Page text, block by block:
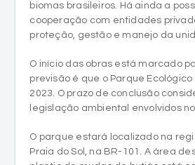
O início das obras está marcado
previsão é que o Parque Ecológico
legislação ambiental envolvidos
O parque estará localizado na
Praia do Sol, na BR-101. A área
hectares e serão definidas e
Reserva Particular do Patrimônio